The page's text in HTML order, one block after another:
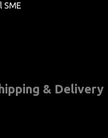
SME
& Delivery